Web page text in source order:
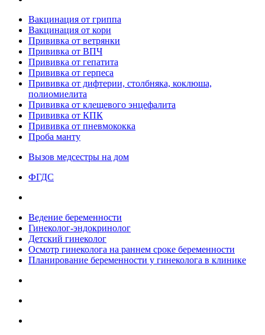
Вакцинация от гриппа
Вакцинация от кори
Прививка от ветрянки
Прививка от ВПЧ
Прививка от гепатита
Прививка от герпеса
Прививка от дифтерии, столбняка, коклюша,
полиомиелита
Прививка от клещевого энцефалита
Прививка от КПК
Прививка от пневмококка
Проба манту
Вызов медсестры на дом
ФГДС
Ведение беременности
Гинеколог-эндокринолог
Детский гинеколог
Осмотр гинеколога на раннем сроке беременности
Планирование беременности у гинеколога в клинике